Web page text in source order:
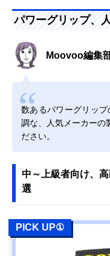
パワーグリップ、
Moovoo編集
数あるパワーグリッ
調な、人気メーカーの
ださい。
中～上級者向け、
選
PICK UP①